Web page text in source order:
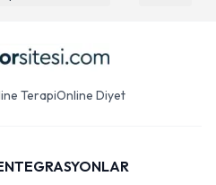
TerapiOnline Diyet